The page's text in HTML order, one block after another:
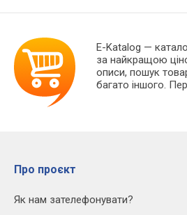
E-Katalog —
за найкращою
описи, пошук
багато іншого.
Про проєкт
Як нам зателефонувати?